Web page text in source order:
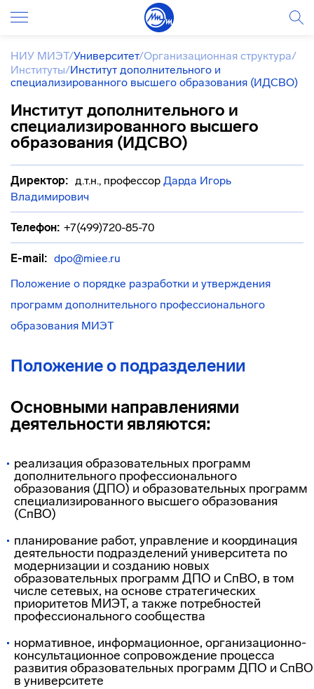
НИУ МИЭТ/Университет/Организационная структура/
Институты/Институт дополнительного и
специализированного высшего образования (ИДСВО)
Институт дополнительного и
специализированного высшего
образования (ИДСВО)
Директор: д.т.н., профессор Дарда Игорь
Владимирович
Телефон: +7(499)720-85-70
E-mail: dpo@miee.ru
Положение о порядке разработки и утверждения
программ дополнительного профессионального
образования МИЭТ
Положение о подразделении
Основными направлениями
деятельности являются:
реализация образовательных программ
дополнительного профессионального
образования (ДПО) и образовательных программ
специализированного высшего образования
(СпВО)
планирование работ, управление и координация
деятельности подразделений университета по
модернизации и созданию новых
образовательных программ ДПО и СпВО, в том
числе сетевых, на основе стратегических
приоритетов МИЭТ, а также потребностей
профессионального сообщества
нормативное, информационное, организационно-
консультационное сопровождение процесса
развития образовательных программ ДПО и СпВО
в университете